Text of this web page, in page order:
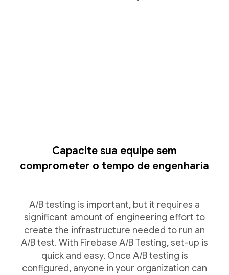
Capacite sua equipe sem
comprometer o tempo de engenharia
A/B testing is important, but it requires a
significant amount of engineering effort to
create the infrastructure needed to run an
A/B test. With Firebase A/B Testing, set-up is
quick and easy. Once A/B testing is
configured, anyone in your organization can